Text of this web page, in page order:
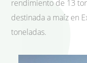
rendimiento de 13
destinada a maíz en
toneladas.